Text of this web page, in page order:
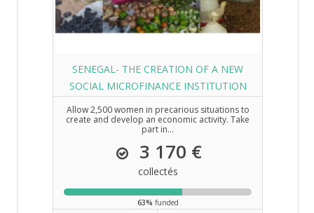
SENEGAL- THE CREATION OF A NEW
SOCIAL MICROFINANCE INSTITUTION
Allow 2,500 women in precarious situations to
create and develop an economic activity. Take
part in...
3 170 €
collectés
63% funded